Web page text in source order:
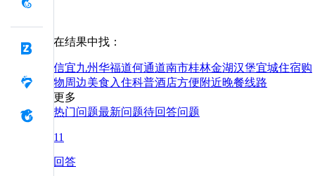
在结果中找：
信宜九州华福道何通道南市桂林金湖汉堡宜城住宿购
物周边美食 入住科普酒店方便附近晚餐线路
更多
热门问题最新问题待回答问题
11
回答